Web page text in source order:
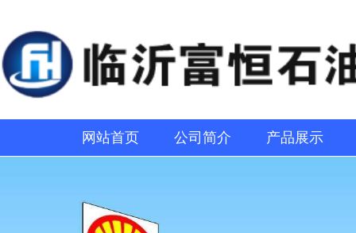
网站首页 公司简介 产品展示